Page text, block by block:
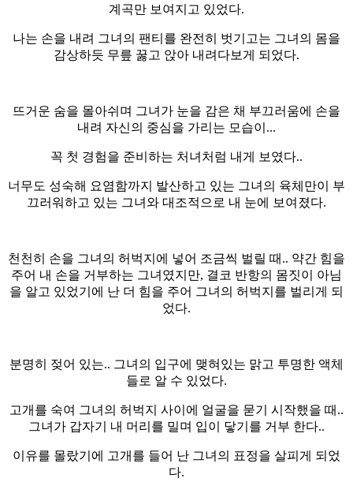
계곡만 보여지고 있었다.
나는 손을 내려 그녀의 팬티를 완전히 벗기고는 그녀의 몸을
감상하듯 무릎 꿇고 앉아 내려다보게 되었다.
뜨거운 숨을 몰아쉬며 그녀가 눈을 감은 채 부끄러움에 손을
내려 자신의 중심을 가리는 모습이...
꼭 첫 경험을 준비하는 처녀처럼 내게 보였다..
너무도 성숙해 요염함까지 발산하고 있는 그녀의 육체만이 부
끄러워하고 있는 그녀와 대조적으로 내 눈에 보여졌다.
천천히 손을 그녀의 허벅지에 넣어 조금씩 벌릴 때.. 약간 힘을
주어 내 손을 거부하는 그녀였지만, 결코 반항의 몸짓이 아님
을 알고 있었기에 난 더 힘을 주어 그녀의 허벅지를 벌리게 되
었다.
분명히 젖어 있는.. 그녀의 입구에 맺혀있는 맑고 투명한 액체
들로 알 수 있었다.
고개를 숙여 그녀의 허벅지 사이에 얼굴을 묻기 시작했을 때..
그녀가 갑자기 내 머리를 밀며 입이 닿기를 거부 한다..
이유를 몰랐기에 고개를 들어 난 그녀의 표정을 살피게 되었
다.